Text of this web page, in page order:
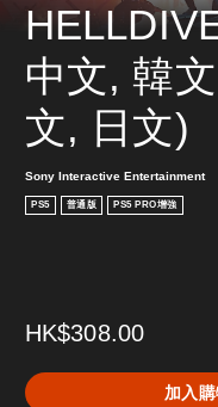
中文, 韓
文, 日文)
Sony Interactive Entertainment
PS5 普通版 PS5 PRO增強
HK$308.00
加入